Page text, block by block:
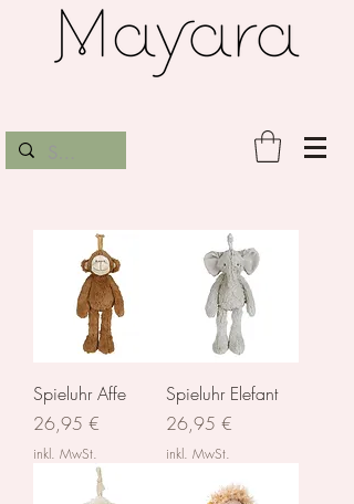
Spieluhr Affe
Preis
26,95 €
inkl. MwSt.
Spieluhr Elefant
Preis
26,95 €
inkl. MwSt.